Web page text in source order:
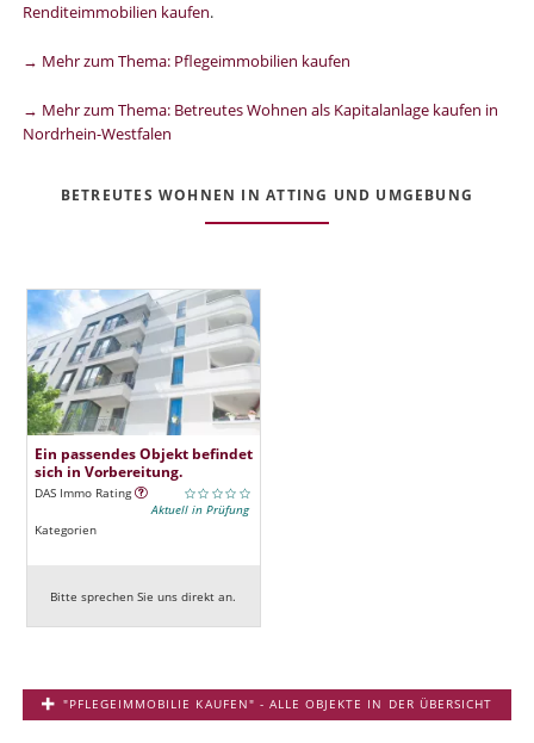
Renditeimmobilien kaufen.
→ Mehr zum Thema: Pflegeimmobilien kaufen
→ Mehr zum Thema: Betreutes Wohnen als Kapitalanlage kaufen in
Nordrhein-Westfalen
BETREUTES WOHNEN IN ATTING UND UMGEBUNG
Ein passendes Objekt befindet
sich in Vorbereitung.
DAS Immo Rating
Aktuell in Prüfung
Kategorien
Bitte sprechen Sie uns direkt an.
"PFLEGEIMMOBILIE KAUFEN" - ALLE OBJEKTE IN DER ÜBERSICHT